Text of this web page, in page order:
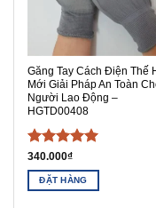
Găng Tay Cách Điện Thế
Mới Giải Pháp An Toàn
Người Lao Động –
HGTD00408
Được xếp
hạng55
sao
340.000₫
ĐẶT HÀNG